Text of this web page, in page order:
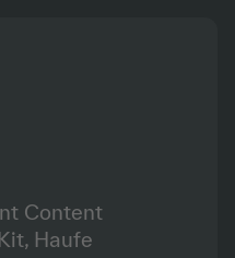
Content
Haufe